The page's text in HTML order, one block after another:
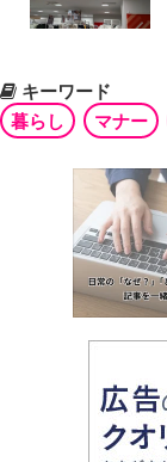
キーワード
暮らし
マナー